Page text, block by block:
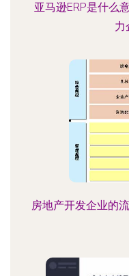
亚马逊ERP是什么
力
房地产开发企业的